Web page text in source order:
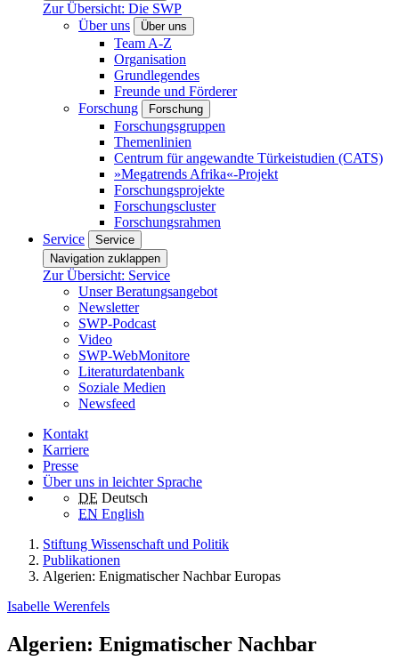
Zur Übersicht: Die SWP
Über uns
Über uns
Team A-Z
Organisation
Grundlegendes
Freunde und Förderer
Forschung
Forschung
Forschungsgruppen
Themenlinien
Centrum für angewandte Türkeistudien (CATS)
»Megatrends Afrika«-Projekt
Forschungsprojekte
Forschungscluster
Forschungsrahmen
Service
Service
Navigation zuklappen
Zur Übersicht: Service
Unser Beratungsangebot
Newsletter
SWP-Podcast
Video
SWP-WebMonitore
Literaturdatenbank
Soziale Medien
Newsfeed
Kontakt
Karriere
Presse
Über uns in leichter Sprache
DE Deutsch
EN English
Stiftung Wissenschaft und Politik
Publikationen
Algerien: Enigmatischer Nachbar Europas
Isabelle Werenfels
Algerien: Enigmatischer Nachbar